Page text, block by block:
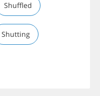
Shuffled
Shutting